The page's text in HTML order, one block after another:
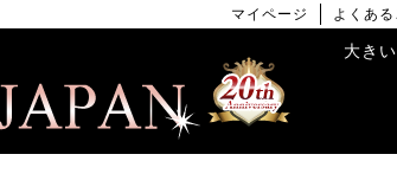
マイページ よくあ
大き